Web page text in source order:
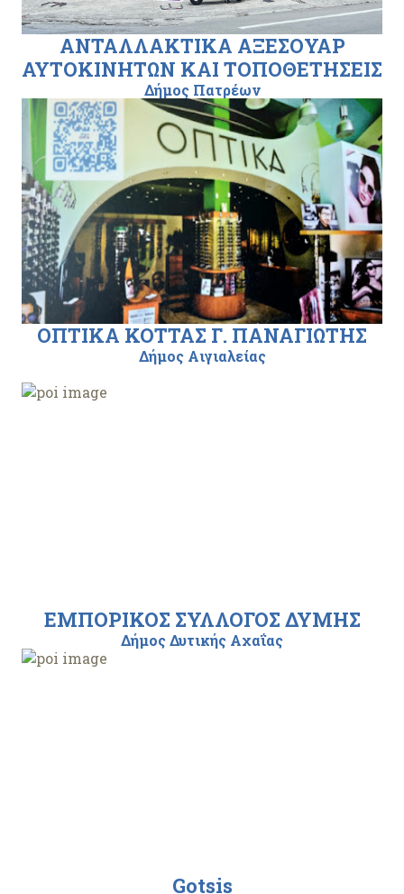
ΑΝΤΑΛΛΑΚΤΙΚΑ ΑΞΕΣΟΥΑΡ
ΑΥΤΟΚΙΝΗΤΩΝ ΚΑΙ ΤΟΠΟΘΕΤΗΣΕΙΣ
Δήμος Πατρέων
ΟΠΤΙΚΑ ΚΟΤΤΑΣ Γ. ΠΑΝΑΓΙΩΤΗΣ
Δήμος Αιγιαλείας
ΕΜΠΟΡΙΚΟΣ ΣΥΛΛΟΓΟΣ ΔΥΜΗΣ
Δήμος Δυτικής Αχαΐας
Gotsis